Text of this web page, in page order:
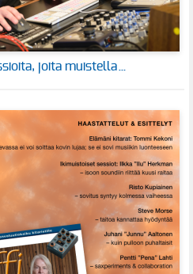
joita muistella…